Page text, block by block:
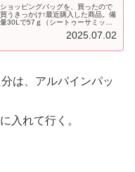
ョッピングバッグを、買ったので
うきっかけ↑最近購入した商品。備
30Lで57ｇ（シートゥーサミッ
2025.07.02
は、アルパインパッ
入れて行く。